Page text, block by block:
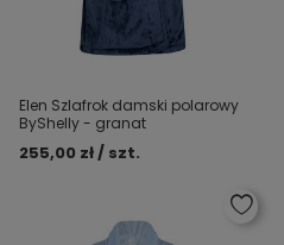
Elen Szlafrok damski polarowy
ByShelly - granat
255,00 zł / szt.